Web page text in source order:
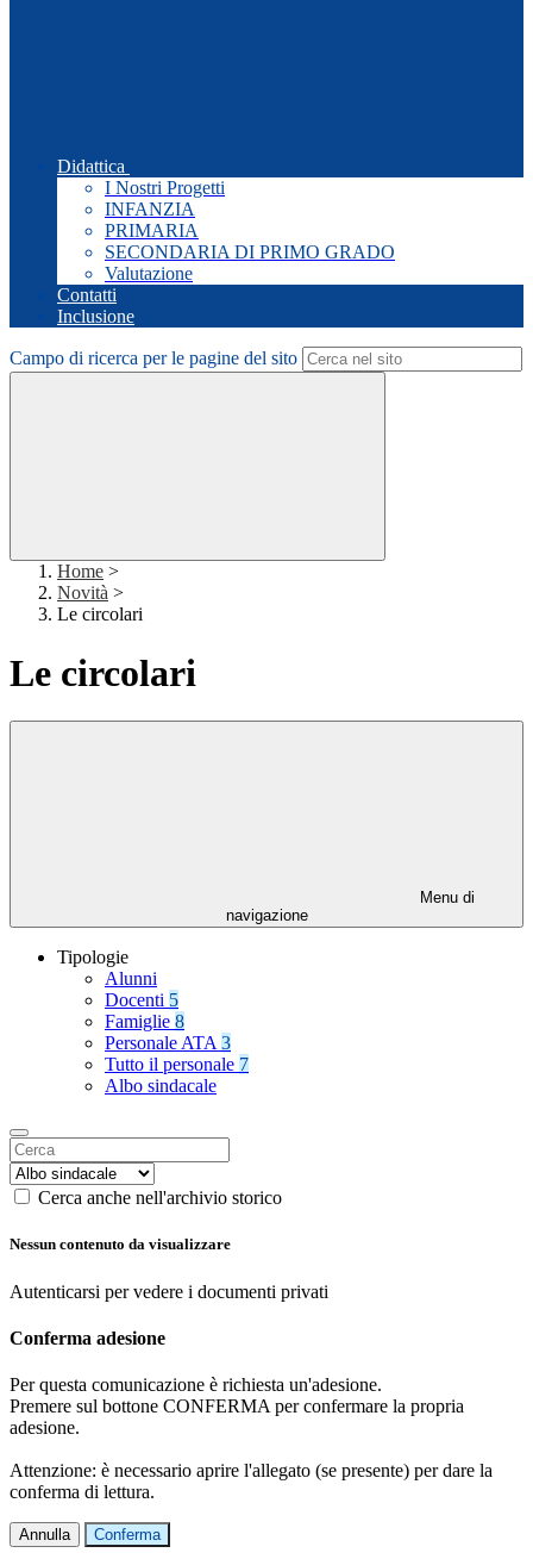
Didattica
I Nostri Progetti
INFANZIA
PRIMARIA
SECONDARIA DI PRIMO GRADO
Valutazione
Contatti
Inclusione
Campo di ricerca per le pagine del sito
Home >
Novità >
Le circolari
Le circolari
Menu di
navigazione
Tipologie
Alunni
Docenti 5
Famiglie 8
Personale ATA 3
Tutto il personale 7
Albo sindacale
Cerca anche nell'archivio storico
Nessun contenuto da visualizzare
Autenticarsi per vedere i documenti privati
Conferma adesione
Per questa comunicazione è richiesta un'adesione.
Premere sul bottone CONFERMA per confermare la propria
adesione.
Attenzione: è necessario aprire l'allegato (se presente) per dare la
conferma di lettura.
Annulla Conferma